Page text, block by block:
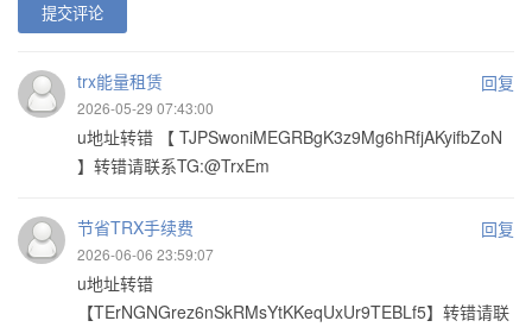
提交评论
trx能量租赁 回复
2026-05-29 07:43:00
u地址转错 【 TJPSwoniMEGRBgK3z9Mg6hRfjAKyifbZoN
】转错请联系TG:@TrxEm
节省TRX手续费 回复
2026-06-06 23:59:07
u地址转错
【TErNGNGrez6nSkRMsYtKKeqUxUr9TEBLf5】转错请联